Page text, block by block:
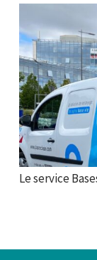
Le service